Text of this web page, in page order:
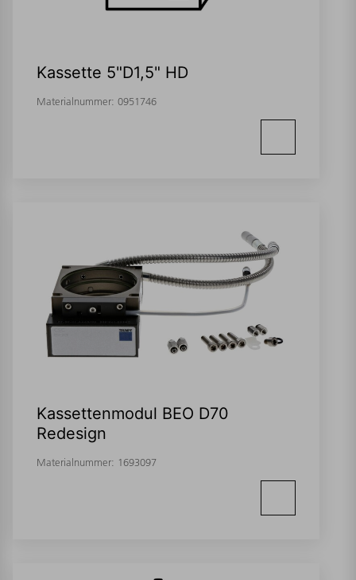
Kassette 5"D1,5" HD
Materialnummer: 0951746
Kassettenmodul BEO D70
Redesign
Materialnummer: 1693097